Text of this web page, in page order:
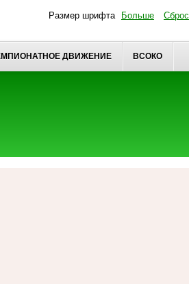
ДВИЖЕНИЕ ВСОКО
Размер шрифта Больше Сброс